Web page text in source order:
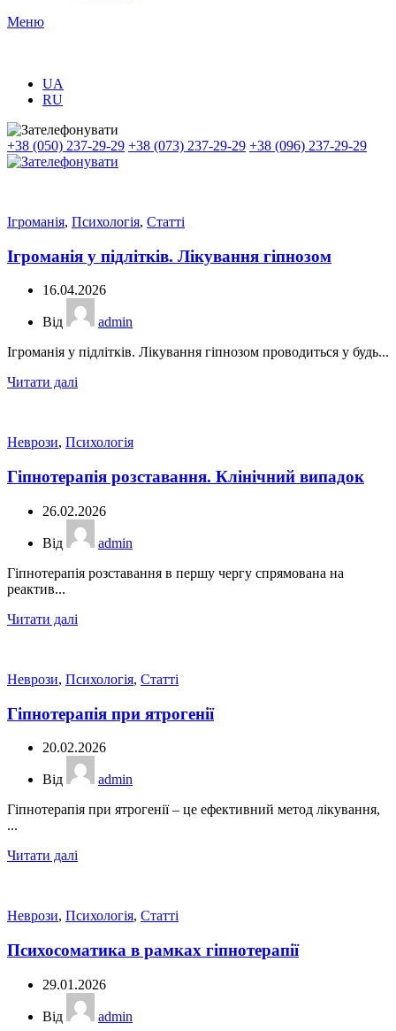
Меню
UA
RU
+38 (050) 237-29-29 +38 (073) 237-29-29 +38 (096) 237-29-29
Ігроманія, Психологія, Статті
Ігроманія у підлітків. Лікування гіпнозом
16.04.2026
Від
admin
Ігроманія у підлітків. Лікування гіпнозом проводиться у будь...
Читати далі
Неврози, Психологія
Гіпнотерапія розставання. Клінічний випадок
26.02.2026
Від
admin
Гіпнотерапія розставання в першу чергу спрямована на
реактив...
Читати далі
Неврози, Психологія, Статті
Гіпнотерапія при ятрогенії
20.02.2026
Від
admin
Гіпнотерапія при ятрогенії – це ефективний метод лікування,
...
Читати далі
Неврози, Психологія, Статті
Психосоматика в рамках гіпнотерапії
29.01.2026
Від admin